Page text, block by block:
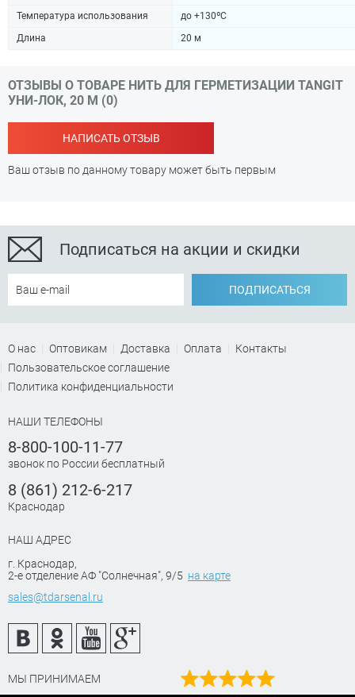
Температура использования
до +130ºC
Длина
20 м
ОТЗЫВЫ О ТОВАРЕ НИТЬ ДЛЯ ГЕРМЕТИЗАЦИИ TANGIT
УНИ-ЛОК, 20 М (0)
НАПИСАТЬ ОТЗЫВ
Ваш отзыв по данному товару может быть первым
Подписаться на акции и скидки
ПОДПИСАТЬСЯ
О нас Оптовикам Доставка Оплата
Контакты
Пользовательское соглашение
Политика конфиденциальности
НАШИ ТЕЛЕФОНЫ
8-800-100-11-77
звонок по России бесплатный
8 (861) 212-6-217
Краснодар
НАШ АДРЕС
г. Краснодар,
2-е отделение АФ "Солнечная", 9/5 на карте
sales@tdarsenal.ru
МЫ ПРИНИМАЕМ